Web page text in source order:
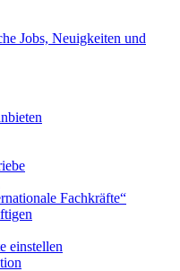
Jobs, Neuigkeiten und
Fachkräfte“
einstellen